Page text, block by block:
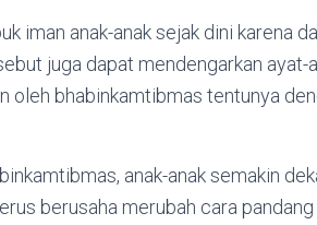
iman anak-anak sejak dini karena
juga dapat mendengarkan ayat-
oleh bhabinkamtibmas tentunya
anak-anak semakin
berusaha merubah cara